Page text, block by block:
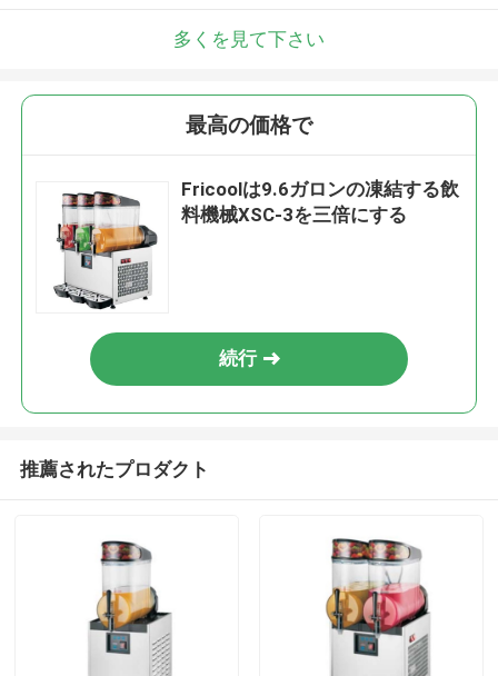
多くを見て下さい
最高の価格で
Fricoolは9.6ガロンの凍結する飲
料機械XSC-3を三倍にする
続行
推薦されたプロダクト